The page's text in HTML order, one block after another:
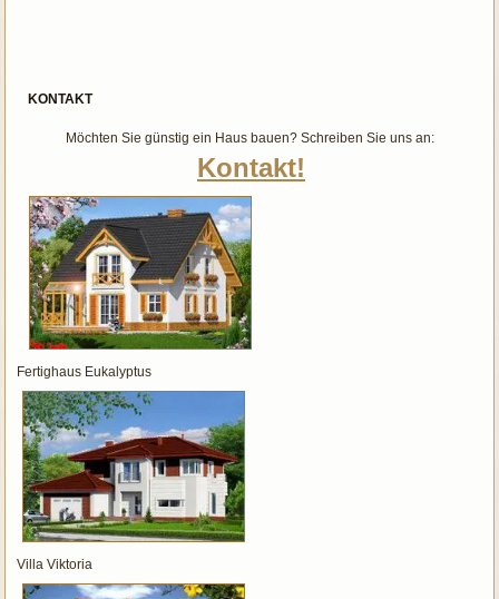
KONTAKT
Möchten Sie günstig ein Haus bauen? Schreiben Sie uns an:
Kontakt!
Fertighaus Eukalyptus
Villa Viktoria